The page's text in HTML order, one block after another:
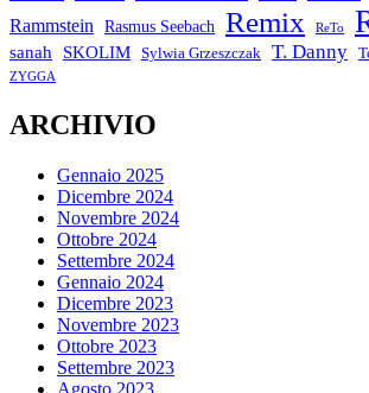
Rammstein
Rasmus Seebach Remix ReTo
sanah SKOLIM Sylwia Grzeszczak T. Danny
ZYGGA
ARCHIVIO
Gennaio 2025
Dicembre 2024
Novembre 2024
Ottobre 2024
Settembre 2024
Gennaio 2024
Dicembre 2023
Novembre 2023
Ottobre 2023
Settembre 2023
Agosto 2023